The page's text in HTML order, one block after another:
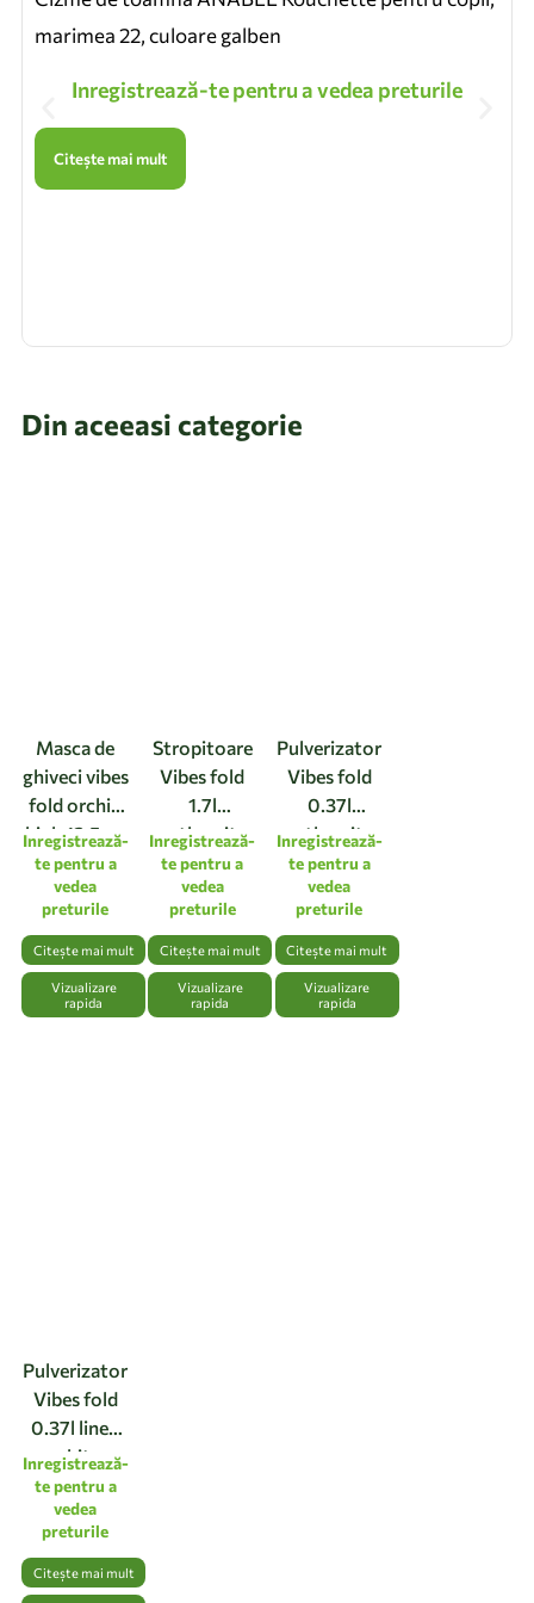
marimea 22, culoare galben
Inregistrează-te pentru a vedea preturile
Citește mai mult
Din aceeasi categorie
Masca de
ghiveci vibes
fold orchid
high 12,5cm
linen white
Inregistrează-
te pentru a
vedea
preturile
Citește mai mult
Vizualizare
rapida
Stropitoare
Vibes fold
1.7l
anthracite
Inregistrează-
te pentru a
vedea
preturile
Citește mai mult
Vizualizare
rapida
Pulverizator
Vibes fold
0.37l
anthracite
Inregistrează-
te pentru a
vedea
preturile
Citește mai mult
Vizualizare
rapida
Pulverizator
Vibes fold
0.37l linen
white
Inregistrează-
te pentru a
vedea
preturile
Citește mai mult